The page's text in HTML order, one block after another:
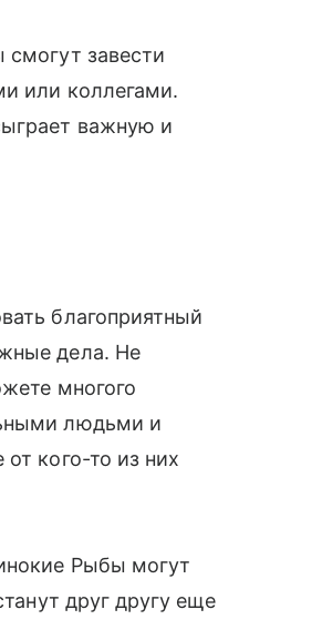
завести
или коллегами.
важную и
благоприятный
дела. Не
многого
людьми и
кого-то из них
Рыбы могут
друг другу еще